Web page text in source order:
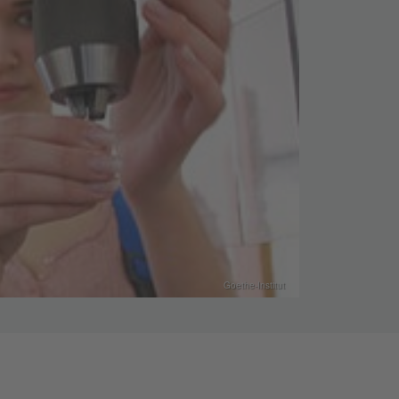
Goethe-Institut